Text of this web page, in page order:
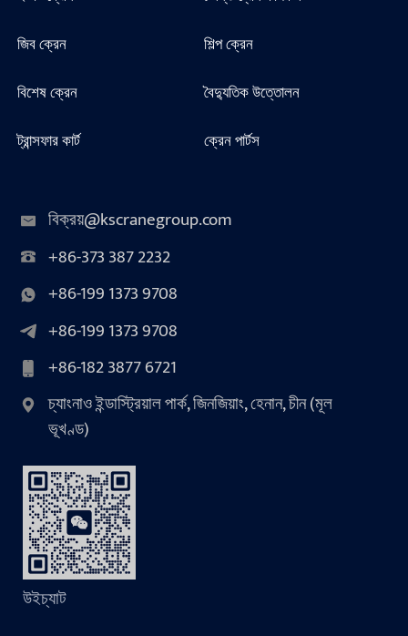
জিব ক্রেন
শিল্প ক্রেন
বিশেষ ক্রেন
বৈদ্যুতিক উত্তোলন
ট্রান্সফার কার্ট
ক্রেন পার্টস
বিক্রয়@kscranegroup.com
+86-373 387 2232
+86-199 1373 9708
+86-199 1373 9708
+86-182 3877 6721
চ্যাংনাও ইন্ডাস্ট্রিয়াল পার্ক, জিনজিয়াং, হেনান, চীন (মূল
ভূখণ্ড)
উইচ্যাট